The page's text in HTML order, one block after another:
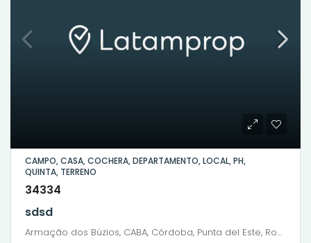
CAMPO, CASA, COCHERA, DEPARTAMENTO, LOCAL, PH,
QUINTA, TERRENO
34334
sdsd
Armação dos Búzios, CABA, Córdoba, Punta del Este, Rosario, Santiago de Chile, Valparaíso, Villa Dolores, Viña del Mar, Pedro C. Molina, Barrio Cura Brochero, Villa Dolores, Municipio de Villa Dolores, Pedanía Dolores, Departamento San Javier, Córdoba, X5870, Argentina